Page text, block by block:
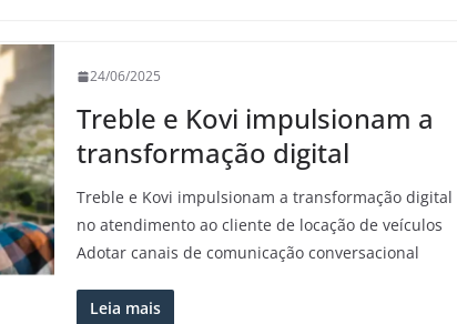
24/06/2025
Treble e Kovi impulsionam a
transformação digital
Treble e Kovi impulsionam a transformação digital
no atendimento ao cliente de locação de veículos
Adotar canais de comunicação conversacional
Leia mais